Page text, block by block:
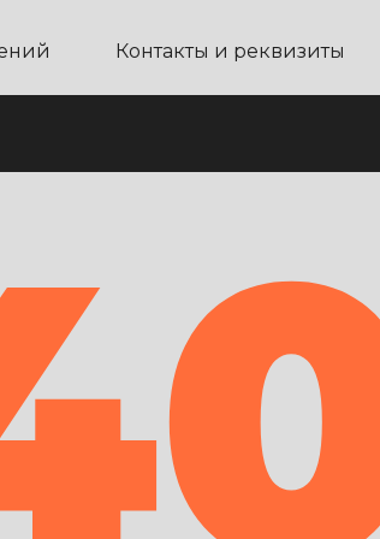
Контакты и реквизиты